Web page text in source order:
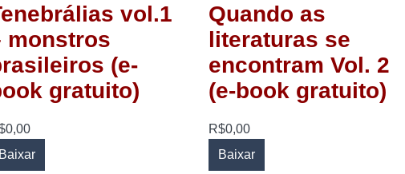
vol.1
monstros
(e-
gratuito)
0,00
Baixar
Quando as
literaturas se
encontram Vol. 2
(e-book gratuito)
R$0,00
Baixar